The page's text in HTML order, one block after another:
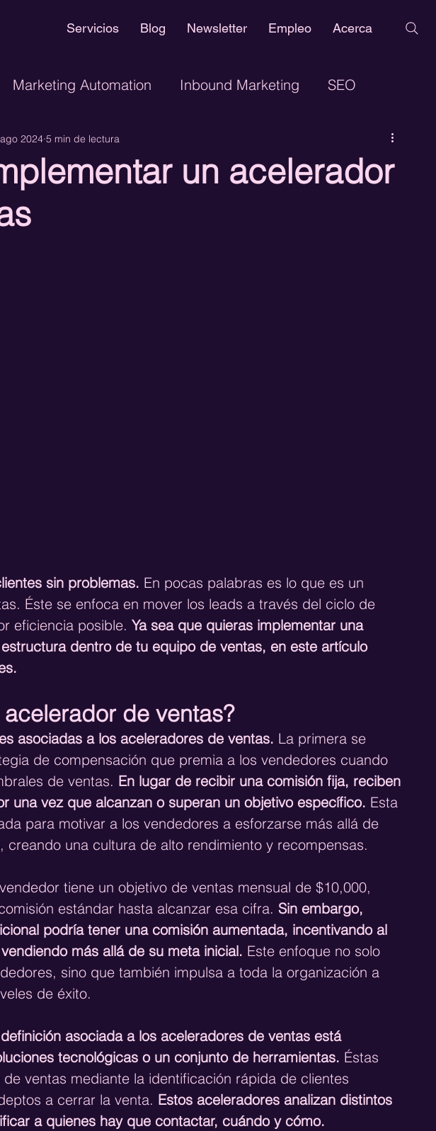
Servicios Blog Newsletter Empleo Acerca
Marketing Automation Inbound Marketing SEO
Diseño Web Google Adwords
un acelerador
2024 5 min de lectura
sin problemas. En pocas palabras es lo que es un
Éste se enfoca en mover los leads a través del ciclo de
eficiencia posible. Ya sea que quieras implementar una
dentro de tu equipo de ventas, en este artículo
de ventas?
asociadas a los aceleradores de ventas. La primera se
de compensación que premia a los vendedores cuando
de ventas. En lugar de recibir una comisión fija, reciben
una vez que alcanzan o superan un objetivo específico. Esta
para motivar a los vendedores a esforzarse más allá de
creando una cultura de alto rendimiento y recompensas.
tiene un objetivo de ventas mensual de $10,000,
estándar hasta alcanzar esa cifra. Sin embargo,
podría tener una comisión aumentada, incentivando al
más allá de su meta inicial. Este enfoque no solo
sino que también impulsa a toda la organización a
de éxito.
definición asociada a los aceleradores de ventas está
tecnológicas o un conjunto de herramientas. Éstas
ventas mediante la identificación rápida de clientes
a cerrar la venta. Estos aceleradores analizan distintos
a quienes hay que contactar, cuándo y cómo.